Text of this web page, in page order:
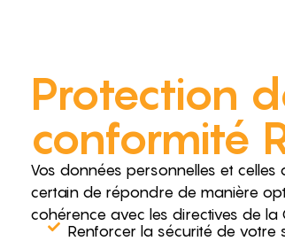
Protection
conformité
Vos données personnelles et
certain de répondre de manière
cohérence avec les directives de la
Renforcer la sécurité de votre